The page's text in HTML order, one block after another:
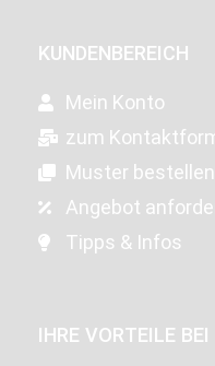
KUNDENBEREICH
Mein Konto
zum
Muster bestellen
Angebot
Tipps & Infos
IHRE VORTEILE